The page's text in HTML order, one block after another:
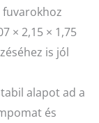
× 2,15 × 1,75
is jól
alapot ad a
és